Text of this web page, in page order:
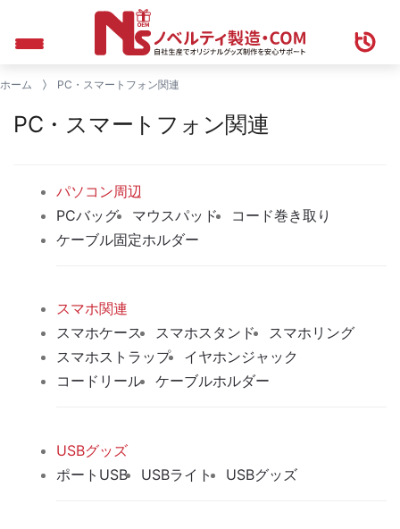
ホーム PC・スマートフォン関連
PC・スマートフォン関連
パソコン周辺
PCバッグ
マウスパッド
コード巻き取り
ケーブル固定ホルダー
スマホ関連
スマホケース
スマホスタンド
スマホリング
スマホストラップ
イヤホンジャック
コードリール
ケーブルホルダー
USBグッズ
ポートUSB
USBライト USBグッズ